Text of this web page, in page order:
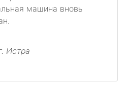
машина вновь
Истра